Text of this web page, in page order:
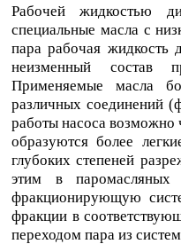
Рабочей жидкостью
специальные масла с
пара рабочая жидкость
неизменный состав
Применяемые масла
различных соединений
работы насоса возможно
образуются более
глубоких степеней
этим в паромасляных
фракционирующую
фракции в
переходом пара из